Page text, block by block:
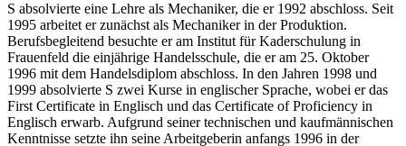
S absolvierte eine Lehre als Mechaniker, die er 1992 abschloss. Seit
1995 arbeitet er zunächst als Mechaniker in der Produktion.
Berufsbegleitend besuchte er am Institut für Kaderschulung in
Frauenfeld die einjährige Handelsschule, die er am 25. Oktober
1996 mit dem Handelsdiplom abschloss. In den Jahren 1998 und
1999 absolvierte S zwei Kurse in englischer Sprache, wobei er das
First Certificate in Englisch und das Certificate of Proficiency in
Englisch erwarb. Aufgrund seiner technischen und kaufmännischen
Kenntnisse setzte ihn seine Arbeitgeberin anfangs 1996 in der